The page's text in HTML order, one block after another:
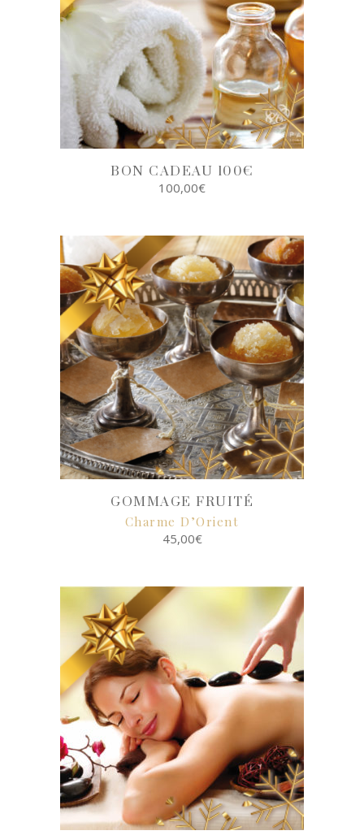
BON CADEAU 100€
100,00€
SELECT
OPTIONS
GOMMAGE FRUITÉ
Charme D’Orient
45,00€
SELECT
OPTIONS